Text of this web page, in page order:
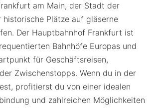
am Main, der Stadt der
historische Plätze auf gläserne
Der Hauptbahnhof Frankfurt ist
Bahnhöfe Europas und
für Geschäftsreisen,
Zwischenstopps. Wenn du in der
profitierst du von einer idealen
und zahlreichen Möglichkeiten